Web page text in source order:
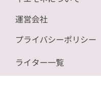
運営会社
プライバシーポリシー
ライター一覧